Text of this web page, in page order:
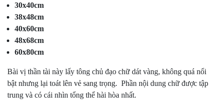
30x40cm
38x48cm
40x60cm
48x68cm
60x80cm
Bài vị thần tài này lấy tông chủ đạo chữ dát vàng, không quá nổi
bật nhưng lại toát lên vẻ sang trọng. Phần nội dung chữ được tập
trung và có cái nhìn tổng thể hài hòa nhất.